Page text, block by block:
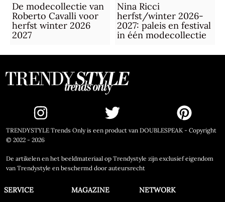
De modecollectie van
Roberto Cavalli voor
herfst winter 2026
2027
Nina Ricci
herfst/winter 2026-
2027: paleis en festival
in één modecollectie
TRENDYSTYLE Trends Only is een product van DOUBLESPEAK - Copyright
© 2022 - 2026
De artikelen en het beeldmateriaal op Trendystyle zijn exclusief eigendom
van Trendystyle en beschermd door auteursrecht
SERVICE MAGAZINE NETWORK